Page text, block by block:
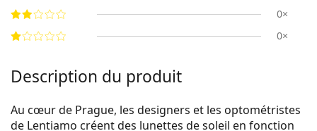
0×
0×
Description du produit
Au cœur de Prague, les designers et les optométristes
de Lentiamo créent des lunettes de soleil en fonction